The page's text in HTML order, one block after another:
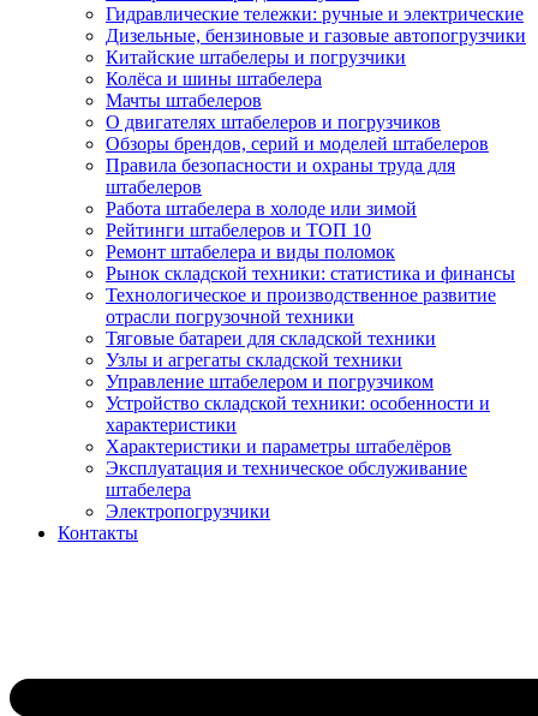
Гидравлические тележки: ручные и электрические
Дизельные, бензиновые и газовые автопогрузчики
Китайские штабелеры и погрузчики
Колёса и шины штабелера
Мачты штабелеров
О двигателях штабелеров и погрузчиков
Обзоры брендов, серий и моделей штабелеров
Правила безопасности и охраны труда для
штабелеров
Работа штабелера в холоде или зимой
Рейтинги штабелеров и ТОП 10
Ремонт штабелера и виды поломок
Рынок складской техники: статистика и финансы
Технологическое и производственное развитие
отрасли погрузочной техники
Тяговые батареи для складской техники
Узлы и агрегаты складской техники
Управление штабелером и погрузчиком
Устройство складской техники: особенности и
характеристики
Характеристики и параметры штабелёров
Эксплуатация и техническое обслуживание
штабелера
Электропогрузчики
Контакты